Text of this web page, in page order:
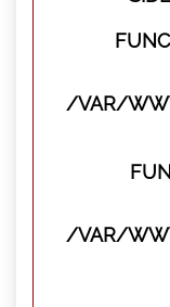
/VAR/
/VAR/